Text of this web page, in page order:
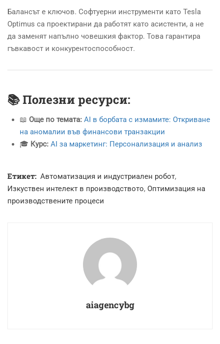
Балансът е ключов. Софтуерни инструменти като Tesla
Optimus са проектирани да работят като асистенти, а не
да заменят напълно човешкия фактор. Това гарантира
гъвкавост и конкурентоспособност.
📚 Полезни ресурси:
📖 Още по темата: AI в борбата с измамите: Откриване
на аномалии във финансови транзакции
🎓 Курс: AI за маркетинг: Персонализация и анализ
Етикет: Автоматизация и индустриален робот,
Изкуствен интелект в производството, Оптимизация на
производствените процеси
aiagencybg